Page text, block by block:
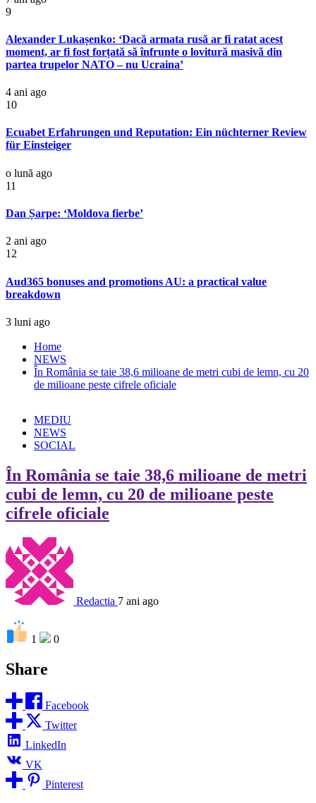
9
Alexander Lukașenko: ‘Dacă armata rusă ar fi ratat acest
moment, ar fi fost forțată să înfrunte o lovitură masivă din
partea trupelor NATO – nu Ucraina’
4 ani ago
10
Ecuabet Erfahrungen und Reputation: Ein nüchterner Review
für Einsteiger
o lună ago
11
Dan Șarpe: ‘Moldova fierbe’
2 ani ago
12
Aud365 bonuses and promotions AU: a practical value
breakdown
3 luni ago
Home
NEWS
În România se taie 38,6 milioane de metri cubi de lemn, cu 20
de milioane peste cifrele oficiale
MEDIU
NEWS
SOCIAL
În România se taie 38,6 milioane de metri
cubi de lemn, cu 20 de milioane peste
cifrele oficiale
Redactia 7 ani ago
1 0
Share
Facebook
Twitter
LinkedIn
VK
Pinterest